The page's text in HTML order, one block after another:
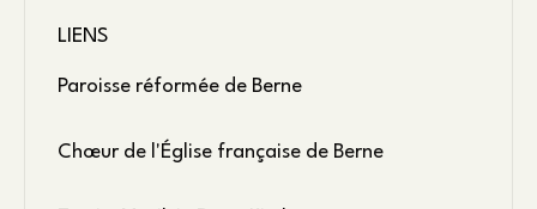
LIENS
Paroisse réformée de Berne
Chœur de l'Église française de Berne